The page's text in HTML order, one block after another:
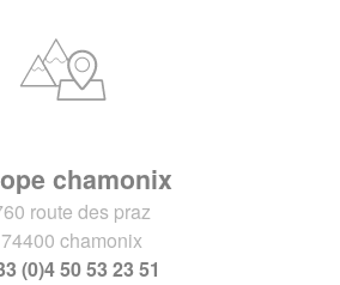
chamonix
route des praz
74400 chamonix
(0)4 50 53 23 51